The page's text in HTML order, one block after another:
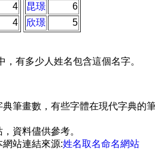
4
4
昆璟
6
欣璟
5
有多少人姓名包含這個名字。
筆畫數，有些字體在現代字典的
資料儘供參考。
站連結來源:姓名取名命名網站